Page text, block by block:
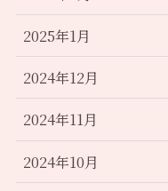
2025年1月
2024年12月
2024年11月
2024年10月